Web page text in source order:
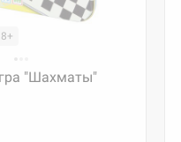
8+
"Шахматы"